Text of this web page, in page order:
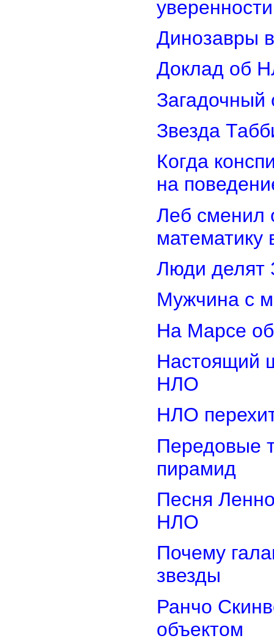
Динозавры
Доклад об
Загадочный
Звезда
Когда
на
Леб сменил
математику
Люди делят
Мужчина с
На Марсе
Настоящий
НЛО
НЛО
Передовые
пирамид
Песня
НЛО
Почему
звезды
Ранчо
объектом